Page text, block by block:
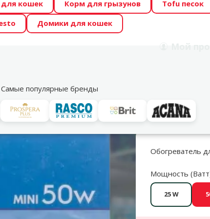
предлагает отличные цены на ТОП-овые корма! 🍖
ŪSAIŅI”! Возможно Твой питомец станет звездой
кошек Корм для грызунов
Tofu песок
Домики для кошек
Самые популярные бренды
Акции
части Оборудование для морского аквариума
Обогреватель
Мощность
25 W